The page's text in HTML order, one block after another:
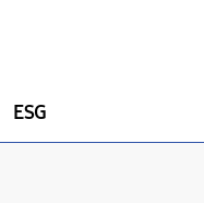
ESG